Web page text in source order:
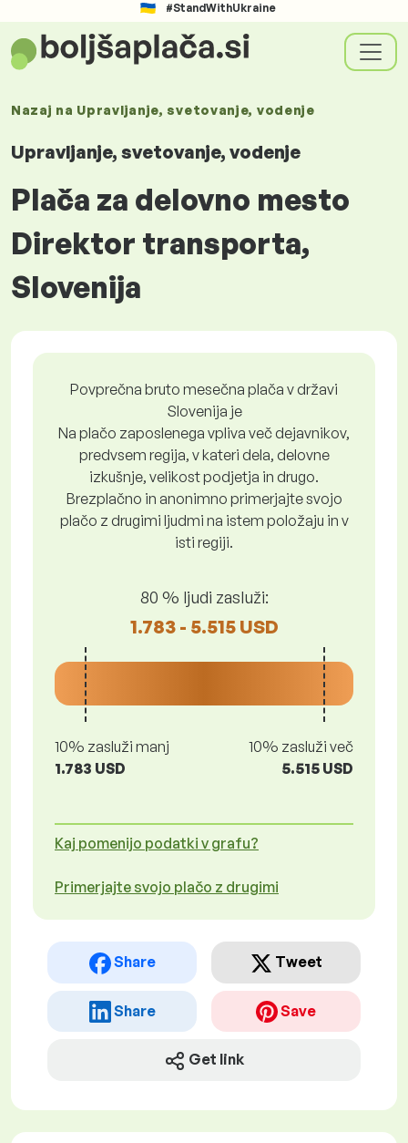
#StandWithUkraine
Nazaj na Upravljanje, svetovanje, vodenje
Upravljanje, svetovanje, vodenje
Plača za delovno mesto
Direktor transporta,
Slovenija
Povprečna bruto mesečna plača v državi
Slovenija je
Na plačo zaposlenega vpliva več dejavnikov,
predvsem regija, v kateri dela, delovne
izkušnje, velikost podjetja in drugo.
Brezplačno in anonimno primerjajte svojo
plačo z drugimi ljudmi na istem položaju in v
isti regiji.
80 % ljudi zasluži:
1.783 - 5.515 USD
10% zasluži manj
1.783 USD
10% zasluži več
5.515 USD
Kaj pomenijo podatki v grafu?
Primerjajte svojo plačo z drugimi
Share Tweet
Share Save
Get link